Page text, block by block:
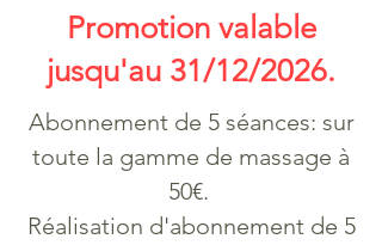
Promotion valable
jusqu'au 31/12/2026.
Abonnement de 5 séances: sur
toute la gamme de massage à
50€.
Réalisation d'abonnement de 5